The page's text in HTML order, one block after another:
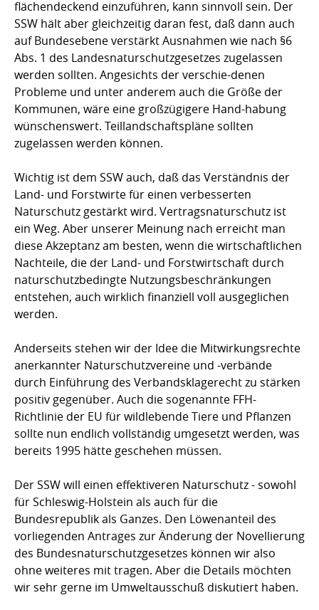
flächendeckend einzuführen, kann sinnvoll sein. Der
SSW hält aber gleichzeitig daran fest, daß dann auch
auf Bundesebene verstärkt Ausnahmen wie nach §6
Abs. 1 des Landesnaturschutzgesetzes zugelassen
werden sollten. Angesichts der verschie-denen
Probleme und unter anderem auch die Größe der
Kommunen, wäre eine großzügigere Hand-habung
wünschenswert. Teillandschaftspläne sollten
zugelassen werden können.
Wichtig ist dem SSW auch, daß das Verständnis der
Land- und Forstwirte für einen verbesserten
Naturschutz gestärkt wird. Vertragsnaturschutz ist
ein Weg. Aber unserer Meinung nach erreicht man
diese Akzeptanz am besten, wenn die wirtschaftlichen
Nachteile, die der Land- und Forstwirtschaft durch
naturschutzbedingte Nutzungsbeschränkungen
entstehen, auch wirklich finanziell voll ausgeglichen
werden.
Anderseits stehen wir der Idee die Mitwirkungsrechte
anerkannter Naturschutzvereine und -verbände
durch Einführung des Verbandsklagerecht zu stärken
positiv gegenüber. Auch die sogenannte FFH-
Richtlinie der EU für wildlebende Tiere und Pflanzen
sollte nun endlich vollständig umgesetzt werden, was
bereits 1995 hätte geschehen müssen.
Der SSW will einen effektiveren Naturschutz - sowohl
für Schleswig-Holstein als auch für die
Bundesrepublik als Ganzes. Den Löwenanteil des
vorliegenden Antrages zur Änderung der Novellierung
des Bundesnaturschutzgesetzes können wir also
ohne weiteres mit tragen. Aber die Details möchten
wir sehr gerne im Umweltausschuß diskutiert haben.